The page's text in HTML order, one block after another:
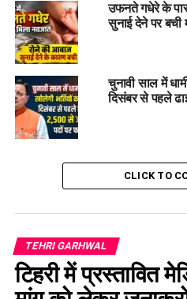
₹10 करोड़ से अधिक लागत की कुम्भ
(नरेंद्रनगर– किनवानी– नीरगढ़) के
निविदा जारी हो चुकी है, के संबंध में
एवं सुरक्षात्मक कार्यों की भी समीक्षा की
उफनते गधेरे के
सुनाई देने पर बची
चुनावी साल में
दिसंबर से पहले
CLICK TO
TEHRI GARHWAL
टिहरी में प्रस्तावित